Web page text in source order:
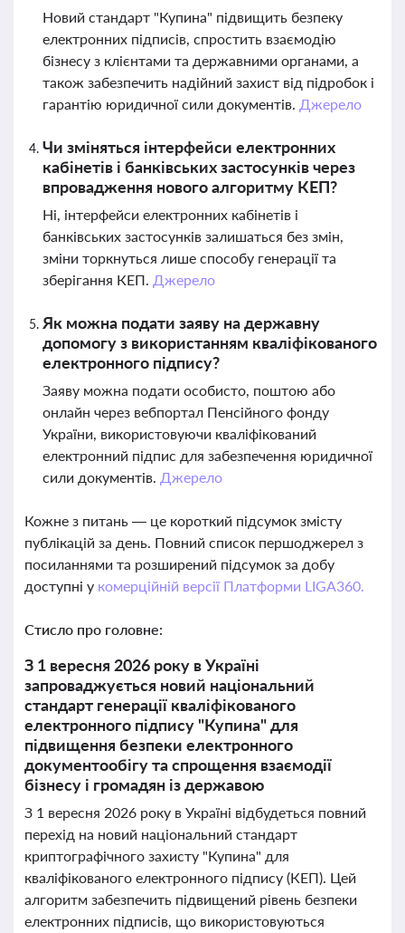
Новий стандарт "Купина" підвищить безпеку
електронних підписів, спростить взаємодію
бізнесу з клієнтами та державними органами, а
також забезпечить надійний захист від підробок і
гарантію юридичної сили документів. Джерело
Чи зміняться інтерфейси електронних
кабінетів і банківських застосунків через
впровадження нового алгоритму КЕП?
Ні, інтерфейси електронних кабінетів і
банківських застосунків залишаться без змін,
зміни торкнуться лише способу генерації та
зберігання КЕП. Джерело
Як можна подати заяву на державну
допомогу з використанням кваліфікованого
електронного підпису?
Заяву можна подати особисто, поштою або
онлайн через вебпортал Пенсійного фонду
України, використовуючи кваліфікований
електронний підпис для забезпечення юридичної
сили документів. Джерело
Кожне з питань — це короткий підсумок змісту
публікацій за день. Повний список першоджерел з
посиланнями та розширений підсумок за добу
доступні у комерційній версії Платформи LIGA360.
Стисло про головне:
З 1 вересня 2026 року в Україні
запроваджується новий національний
стандарт генерації кваліфікованого
електронного підпису "Купина" для
підвищення безпеки електронного
документообігу та спрощення взаємодії
бізнесу і громадян із державою
З 1 вересня 2026 року в Україні відбудеться повний
перехід на новий національний стандарт
криптографічного захисту "Купина" для
кваліфікованого електронного підпису (КЕП). Цей
алгоритм забезпечить підвищений рівень безпеки
електронних підписів, що використовуються